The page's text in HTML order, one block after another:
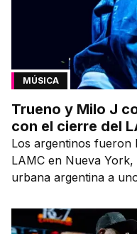
MÚSICA
Trueno y Milo J
con el cierre del
Los argentinos fueron
LAMC en Nueva
urbana argentina a